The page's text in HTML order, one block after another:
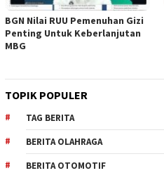
BGN Nilai RUU Pemenuhan Gizi
Penting Untuk Keberlanjutan
MBG
TOPIK POPULER
TAG BERITA
BERITA OLAHRAGA
BERITA OTOMOTIF